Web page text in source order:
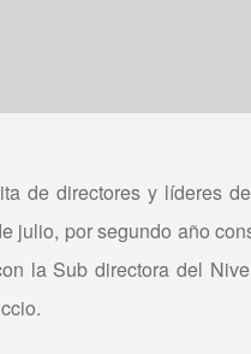
de directores y líderes
julio, por segundo año
la Sub directora del